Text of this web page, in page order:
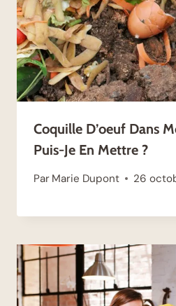
Coquille D’oeuf Dans
Puis-Je En Mettre ?
Par Marie Dupont 26